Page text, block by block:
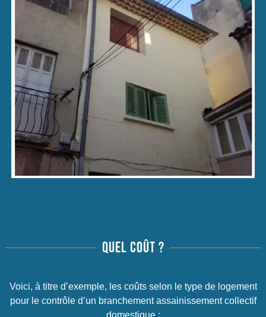
QUEL COÛT ?
Voici, à titre d’exemple, les coûts selon le type de logement
pour le contrôle d’un branchement assainissement collectif
domestique :